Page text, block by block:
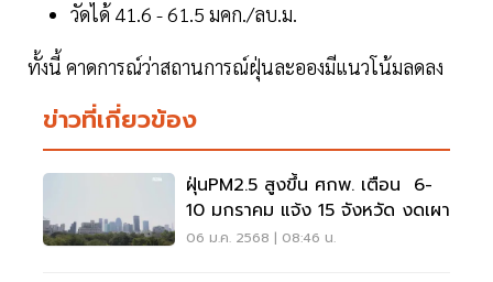
วัดได้ 41.6 - 61.5 มคก./ลบ.ม.
ทั้งนี้ คาดการณ์ว่าสถานการณ์ฝุ่นละอองมีแนวโน้มลดลง
ข่าวที่เกี่ยวข้อง
ฝุ่นPM2.5 สูงขึ้น ศกพ. เตือน 6-
10 มกราคม แจ้ง 15 จังหวัด งดเผา
06 ม.ค. 2568 | 08:46 น.